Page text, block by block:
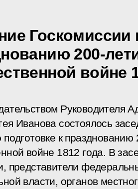
Госкомиссии
200-
войне
Руководителя
Иванова состоялось
подготовке к
войне 1812 года. В
представители
власти, органов